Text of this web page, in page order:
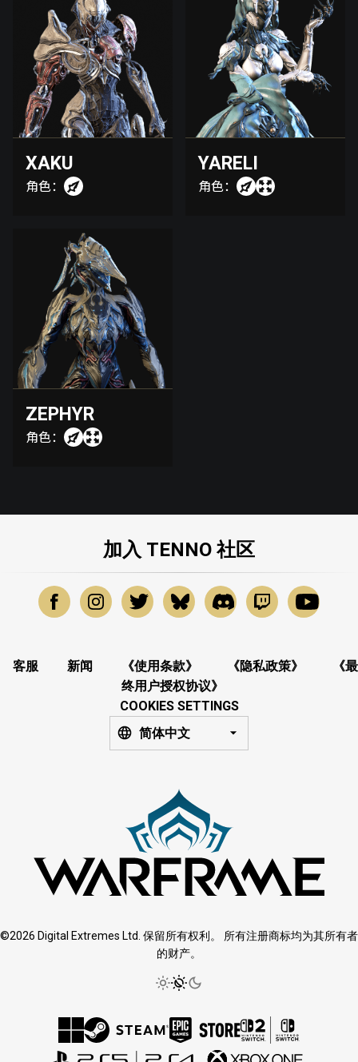
XAKU
角色：
YARELI
角色：
ZEPHYR
角色：
加入 TENNO 社区
客服 新闻 《使用条款》 《隐私政策》
《最
终用户授权协议》
COOKIES SETTINGS
简体中文
©2026 Digital Extremes Ltd. 保留所有权利。 所有注册商标均为其所有者
的财产。